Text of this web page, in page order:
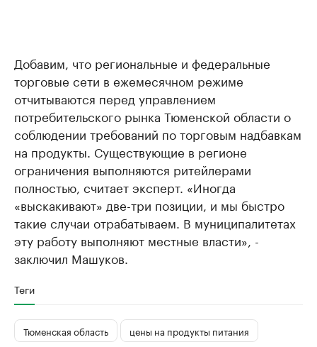
Добавим, что региональные и федеральные
торговые сети в ежемесячном режиме
отчитываются перед управлением
потребительского рынка Тюменской области о
соблюдении требований по торговым надбавкам
на продукты. Существующие в регионе
ограничения выполняются ритейлерами
полностью, считает эксперт. «Иногда
«выскакивают» две-три позиции, и мы быстро
такие случаи отрабатываем. В муниципалитетах
эту работу выполняют местные власти», -
заключил Машуков.
Теги
Тюменская область цены на продукты питания